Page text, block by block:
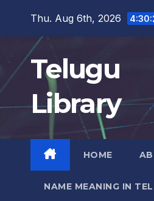
content
Thu. Aug 6th, 2026
Telugu
Library
HOME
NAME MEANING IN